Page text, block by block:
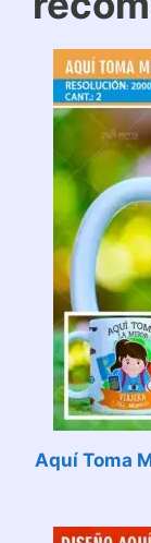
Aquí Toma